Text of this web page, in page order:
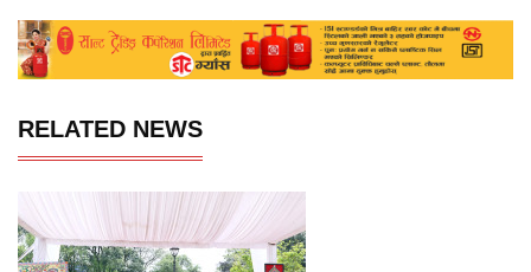
RELATED NEWS